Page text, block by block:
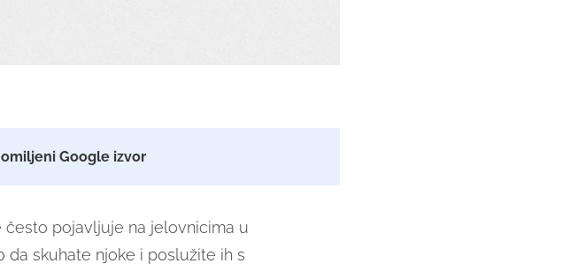
Google izvor
pojavljuje na jelovnicima u
da skuhate njoke i poslužite ih s